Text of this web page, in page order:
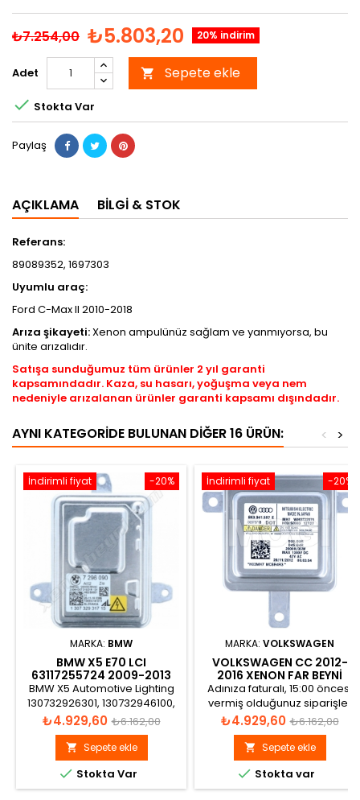
₺7.254,00 ₺5.803,20 20% indirim
Adet  Sepete ekle
 Stokta Var
Paylaş
AÇIKLAMA BILGI & STOK
Referans:
89089352, 1697303
Uyumlu araç:
Ford C-Max II 2010-2018
Arıza şikayeti:Xenon ampulünüz sağlam ve yanmıyorsa, bu
ünite arızalıdır.
Satışa sunduğumuz tüm ürünler 2 yıl garanti
kapsamındadır. Kaza, su hasarı, yoğuşma veya nem
nedeniyle arızalanan ürünler garanti kapsamı dışındadır.
AYNI KATEGORIDE BULUNAN DIĞER 16 ÜRÜN: >
<
-20%
İndirimli fiyat
MARKA: BMW
BMW X5 E70 LCI
63117255724 2009-2013
XENON FAR BEYNI
BMW X5 Automotive Lighting
130732926301, 130732946100,
130732927200, 63117255724,
63117356250 Xenon Far Beyni
Fiyat
₺4.929,60 Normal
fiyat
₺6.162,00
 Sepete ekle
 Stokta Var
-20%
İndirimli fiyat
MARKA: VOLKSWAGEN
VOLKSWAGEN CC 2012-
2016 XENON FAR BEYNI
8K0941597E
Adınıza faturalı, 15:00 öncesi
vermiş olduğunuz siparişler
aynı gün gönderilir.
Fiyat
₺4.929,60 Normal
fiyat
₺6.162,00
 Sepete ekle
 Stokta var